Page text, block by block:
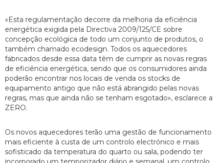
«Esta regulamentação decorre da melhoria da eficiência
energética exigida pela Directiva 2009/125/CE sobre
concepção ecológica de todo um conjunto de produtos, o
também chamado ecodesign. Todos os aquecedores
fabricados desde essa data têm de cumprir as novas regras
de eficiência energética, sendo que os consumidores ainda
poderão encontrar nos locais de venda os stocks de
equipamento antigo que não está abrangido pelas novas
regras, mas que ainda não se tenham esgotado», esclarece a
ZERO.
Os novos aquecedores terão uma gestão de funcionamento
mais eficiente à custa de um controlo electrónico e mais
sofisticado da temperatura do quarto ou sala, podendo ter